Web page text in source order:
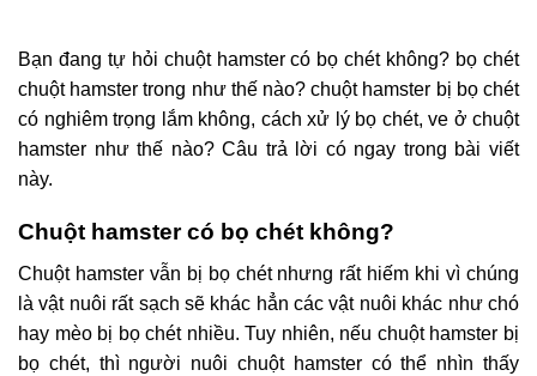
Bạn đang tự hỏi chuột hamster có bọ chét không? bọ chét
chuột hamster trong như thế nào? chuột hamster bị bọ chét
có nghiêm trọng lắm không, cách xử lý bọ chét, ve ở chuột
hamster như thế nào? Câu trả lời có ngay trong bài viết
này.
Chuột hamster có bọ chét không?
Chuột hamster vẫn bị bọ chét nhưng rất hiếm khi vì chúng
là vật nuôi rất sạch sẽ khác hẳn các vật nuôi khác như chó
hay mèo bị bọ chét nhiều. Tuy nhiên, nếu chuột hamster bị
bọ chét, thì người nuôi chuột hamster có thể nhìn thấy